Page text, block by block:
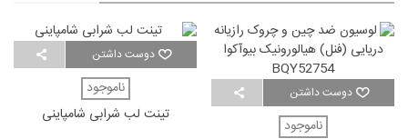
دوست داشتن
ناموجود
دوست داشتن
ناموجود
تینت لب شرابی شامپاینی